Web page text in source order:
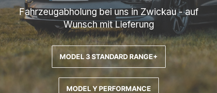
Fahrzeugabholung bei uns in Zwickau - auf
Wunsch mit Lieferung
MODEL 3 STANDARD RANGE+
MODEL Y PERFORMANCE